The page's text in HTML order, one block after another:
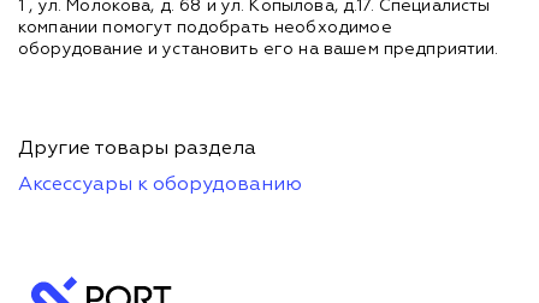
1 , ул. Молокова, д. 68 и ул. Копылова, д.17. Специалисты
компании помогут подобрать необходимое
оборудование и установить его на вашем предприятии.
Другие товары раздела
Аксессуары к оборудованию